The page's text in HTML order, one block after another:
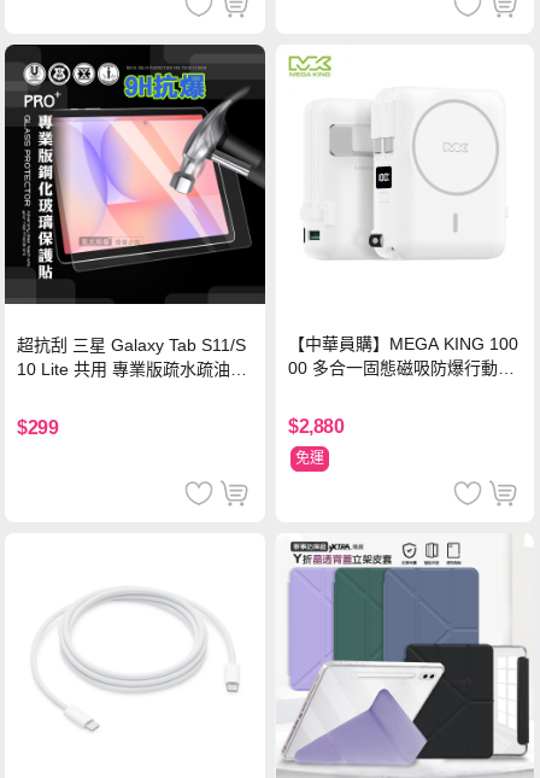
超抗刮 三星 Galaxy Tab S11/S
10 Lite 共用 專業版疏水疏油9H
$299
【中華員購】MEGA KING 100
00 多合一固態磁吸防爆行動電
$2,880
免運